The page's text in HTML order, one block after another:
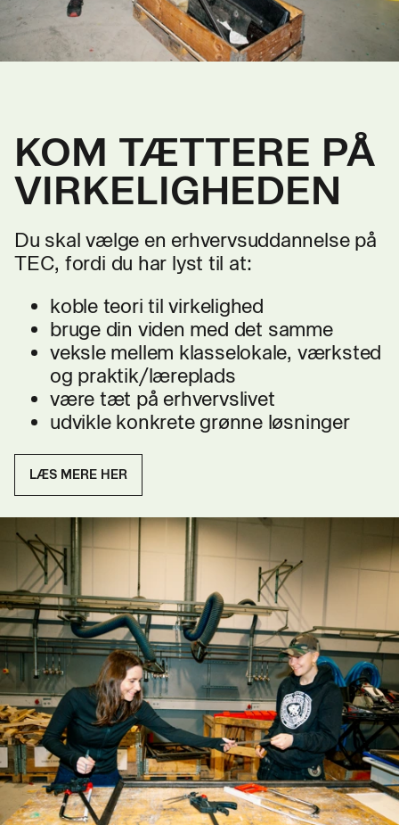
KOM TÆTTERE PÅ
VIRKELIGHEDEN
Du skal vælge en erhvervsuddannelse på
TEC, fordi du har lyst til at:
koble teori til virkelighed
bruge din viden med det samme
veksle mellem klasselokale, værksted
og praktik/læreplads
være tæt på erhvervslivet
udvikle konkrete grønne løsninger
LÆS MERE HER